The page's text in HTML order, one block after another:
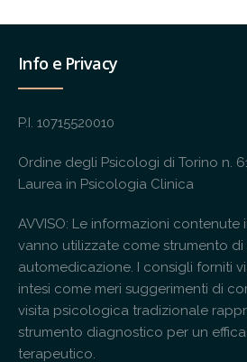
Info e Privacy
P.I. 10715520010
Ordine degli Psicologi di Torino n.
Laurea in Psicologia Clinica
AVVISO: Le informazioni contenute
vanno utilizzate come strumento
automedicazione. I consigli forniti
intesi come meri suggerimenti di
visita psicologica tradizionale
strumento diagnostico per un
terapeutico.